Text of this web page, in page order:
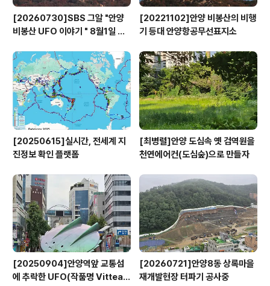
[20260730]SBS 그알 "안양
비봉산 UFO 이야기 " 8월1일 방
[20221102]안양 비봉산의 비행
기 등대 안양항공무선표지소
[20250615]실시간, 전세계 지
진정보 확인 플랫폼
[최병렬]안양 도심속 옛 검역원을
천연에어컨(도심숲)으로 만들자
[20250904]안양역앞 교통섬
에 추락한 UFO(작품명 Vitteau
[20260721]안양8동 상록마을
재개발현장 터파기 공사중